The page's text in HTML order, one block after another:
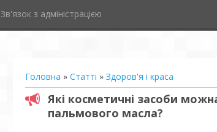
Зв'язок з адміністрацією
Головна » Статті » Здоров'я і краса
Які косметичні засоби
пальмового масла?